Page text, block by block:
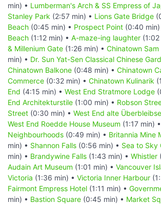
min) • Lumberman's Arch & SS Empress of
Stanley Park (2:57 min) • Lions Gate Bridge
Beach (0:45 min) • Prospect Point (0:40 min)
Beach (1:12 min) • A-maze-ing laughter (1:02
& Millenium Gate (1:26 min) • Chinatown Sam
min) • Dr. Sun Yat-Sen Classical Chinese
Chinatown Balkone (0:48 min) • Chinatown
Commerce (0:32 min) • Chinatown Kulinarik
End (4:15 min) • West End Stratmore Lodge
End Architekturstile (1:00 min) • Robson
Street (0:30 min) • West End alte
West End Roedde House Museum (1:17 min) •
Neighbourhoods (0:49 min) • Britannia Mine
min) • Shannon Falls (0:56 min) • Sea to Sky
min) • Brandywine Falls (1:43 min) • Whistler
Audain Art Museum (1:01 min) • Vancouver
Victoria (1:36 min) • Victoria Inner Harbour
Fairmont Empress Hotel (1:11 min) •
min) • Bastion Square (0:45 min) • Market